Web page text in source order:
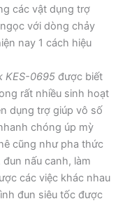
các vật dụng trợ
với dòng chảy
nay 1 cách hiệu
KES-0695được biết
rất nhiều sinh hoạt
dụng trợ giúp vô số
chóng úp mỳ
cũng như pha thức
nấu canh, làm
các việc khác nhau
đun siêu tốc được